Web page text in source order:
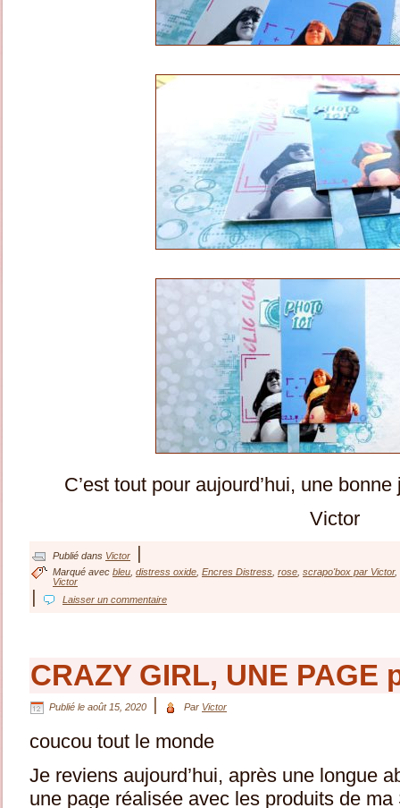
C’est tout pour aujourd’hui, une
Victor
Publié dans Victor
Marqué avec bleu distress oxide Encres Distress rose scrapo'box par Victor,
Victor
Laisser un commentaire
CRAZY GIRL, UNE PAGE
Publié le août 15, 2020 Par Victor
coucou tout le monde
Je reviens aujourd’hui, après une longue
une page réalisée avec les produits de ma